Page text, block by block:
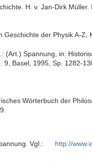
H. v. Jan-Dirk Müller.
der Physik A-Z,
(Art.) Spannung, in:
9, Basel, 1995, Sp. 1282-
Wörterbuch der
Vgl.:
http://